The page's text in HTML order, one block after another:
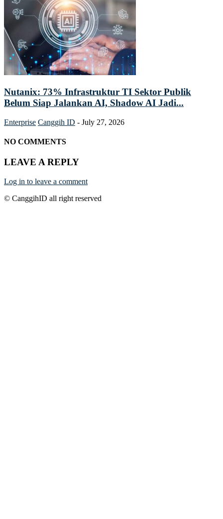
Nutanix: 73% Infrastruktur TI Sektor Publik
Belum Siap Jalankan AI, Shadow AI Jadi...
Enterprise Canggih ID - July 27, 2026
NO COMMENTS
LEAVE A REPLY
Log in to leave a comment
© CanggihID all right reserved